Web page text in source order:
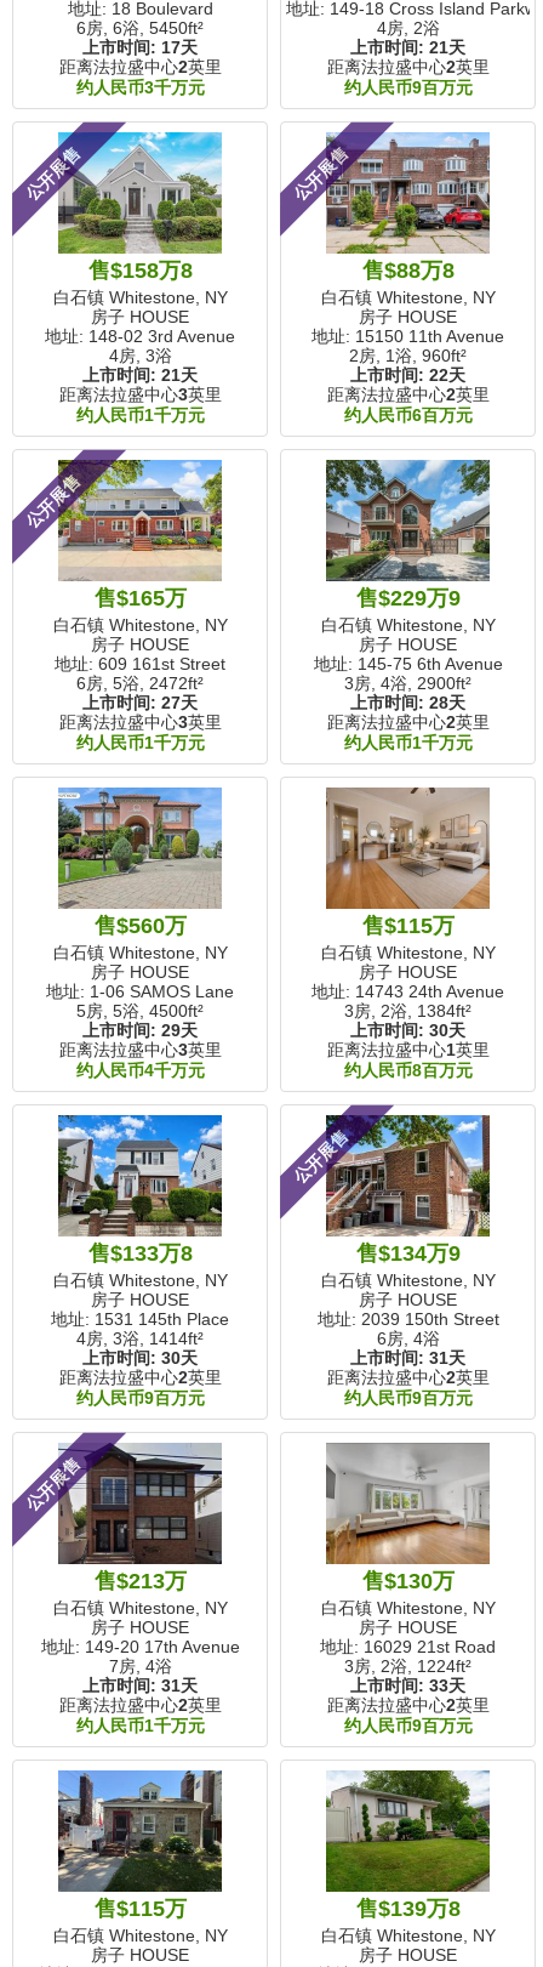
地址: 18 Boulevard
6房, 6浴, 5450ft²
上市时间: 17天
距离法拉盛中心2英里
约人民币3千万元
地址: 149-18 Cross Island
4房, 2浴
上市时间: 21天
距离法拉盛中心2英里
约人民币9百万元
公开展售
售$158万8
白石镇 Whitestone, NY
房子 HOUSE
地址: 148-02 3rd Avenue
4房, 3浴
上市时间: 21天
距离法拉盛中心3英里
约人民币1千万元
公开展售
售$88万8
白石镇 Whitestone, NY
房子 HOUSE
地址: 15150 11th Avenue
2房, 1浴, 960ft²
上市时间: 22天
距离法拉盛中心2英里
约人民币6百万元
公开展售
售$165万
白石镇 Whitestone, NY
房子 HOUSE
地址: 609 161st Street
6房, 5浴, 2472ft²
上市时间: 27天
距离法拉盛中心3英里
约人民币1千万元
售$229万9
白石镇 Whitestone, NY
房子 HOUSE
地址: 145-75 6th Avenue
3房, 4浴, 2900ft²
上市时间: 28天
距离法拉盛中心2英里
约人民币1千万元
售$560万
白石镇 Whitestone, NY
房子 HOUSE
地址: 1-06 SAMOS Lane
5房, 5浴, 4500ft²
上市时间: 29天
距离法拉盛中心3英里
约人民币4千万元
售$115万
白石镇 Whitestone, NY
房子 HOUSE
地址: 14743 24th Avenue
3房, 2浴, 1384ft²
上市时间: 30天
距离法拉盛中心1英里
约人民币8百万元
售$133万8
白石镇 Whitestone, NY
房子 HOUSE
地址: 1531 145th Place
4房, 3浴, 1414ft²
上市时间: 30天
距离法拉盛中心2英里
约人民币9百万元
公开展售
售$134万9
白石镇 Whitestone, NY
房子 HOUSE
地址: 2039 150th Street
6房, 4浴
上市时间: 31天
距离法拉盛中心2英里
约人民币9百万元
公开展售
售$213万
白石镇 Whitestone, NY
房子 HOUSE
地址: 149-20 17th Avenue
7房, 4浴
上市时间: 31天
距离法拉盛中心2英里
约人民币1千万元
售$130万
白石镇 Whitestone, NY
房子 HOUSE
地址: 16029 21st Road
3房, 2浴, 1224ft²
上市时间: 33天
距离法拉盛中心2英里
约人民币9百万元
售$115万
白石镇 Whitestone, NY
房子 HOUSE
售$139万8
白石镇 Whitestone, NY
房子 HOUSE